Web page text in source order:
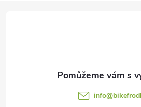
info@